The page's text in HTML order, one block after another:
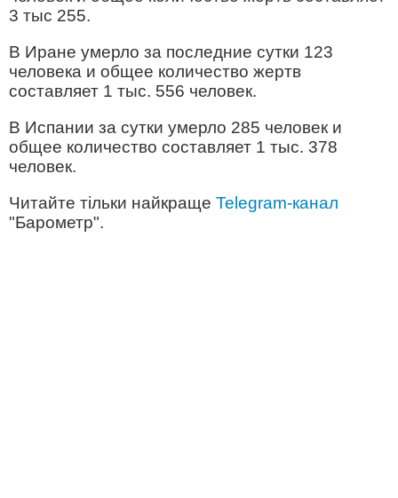
3 тыс 255.
В Иране умерло за последние сутки 123
человека и общее количество жертв
составляет 1 тыс. 556 человек.
В Испании за сутки умерло 285 человек и
общее количество составляет 1 тыс. 378
человек.
Читайте тільки найкраще Telegram-канал
"Барометр".